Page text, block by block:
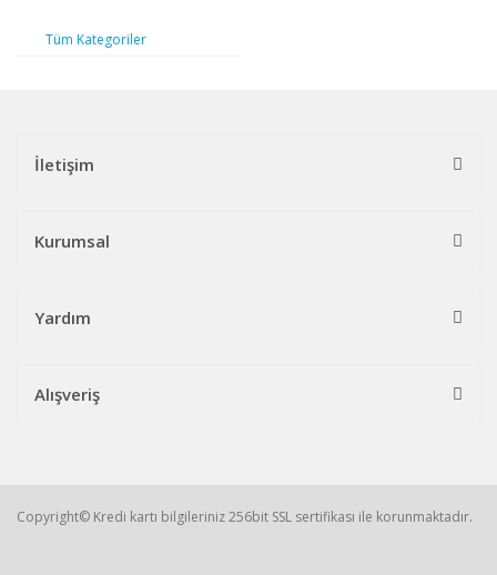
Tüm Kategoriler
İletişim
Kurumsal
Yardım
Alışveriş
Copyright© Kredi kartı bilgileriniz 256bit SSL sertifikası ile korunmaktadır.